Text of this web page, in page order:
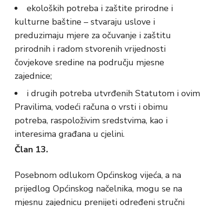
ekoloških potreba i zaštite prirodne i
kulturne baštine – stvaraju uslove i
preduzimaju mjere za očuvanje i zaštitu
prirodnih i radom stvorenih vrijednosti
čovjekove sredine na području mjesne
zajednice;
i drugih potreba utvrđenih Statutom i ovim
Pravilima, vodeći računa o vrsti i obimu
potreba, raspoloživim sredstvima, kao i
interesima građana u cjelini.
Član 13.
Posebnom odlukom Općinskog vijeća, a na
prijedlog Općinskog načelnika, mogu se na
mjesnu zajednicu prenijeti određeni stručni